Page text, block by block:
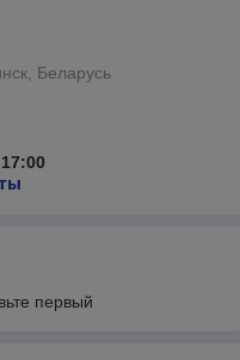
Беларусь
первый